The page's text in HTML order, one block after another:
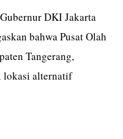
DKI Jakarta
bahwa Pusat Olah
Tangerang,
lokasi alternatif